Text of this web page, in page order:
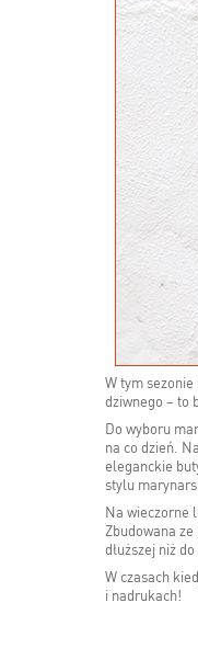
W tym
dziwnego – to
Do wyboru
na co dzień.
eleganckie
stylu
Na wieczorne
Zbudowana
dłuższej niż
W czasach
i nadrukach!